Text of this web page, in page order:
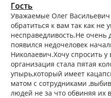
Гость
Уважаемые Олег
обратиться к вам так как не
несправедливость.Не
появился недочеловек
Николаевич.Хочу спросить
организация стала пятая
упырь,который имеет
матом с сотрудниками
людей не за что обвиняя их